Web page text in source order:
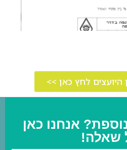
לחץ כאן >>
אנחנו כאן
שאלה!